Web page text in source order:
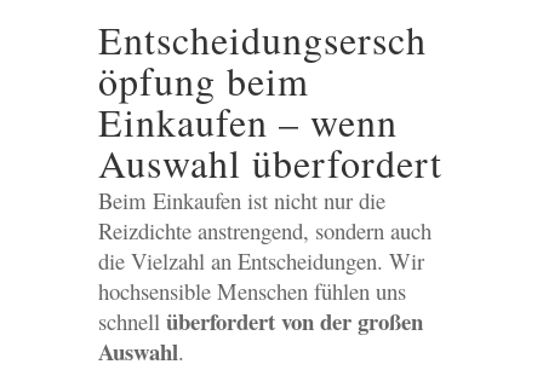
Entscheidungsersch
öpfung beim
Einkaufen – wenn
Auswahl überfordert
Beim Einkaufen ist nicht nur die
Reizdichte anstrengend, sondern auch
die Vielzahl an Entscheidungen. Wir
hochsensible Menschen fühlen uns
schnell überfordert von der großen
Auswahl.